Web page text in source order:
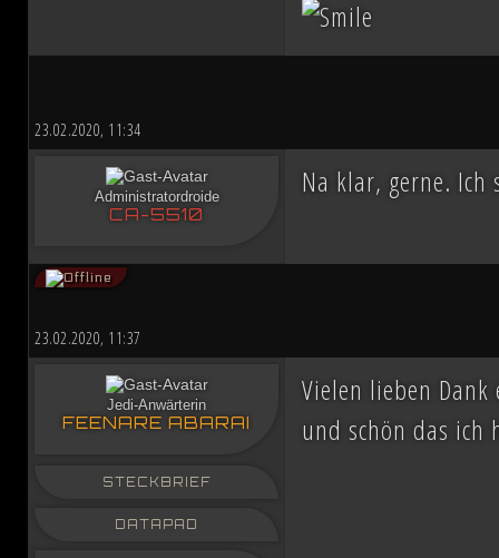
23.02.2020, 11:34
Administratordroide
CA-5510
Na klar, gerne.
23.02.2020, 11:37
Jedi-Anwärterin
FEENARE ABARAI
STECKBRIEF
DATAPAD
Vielen lieben
und schön das